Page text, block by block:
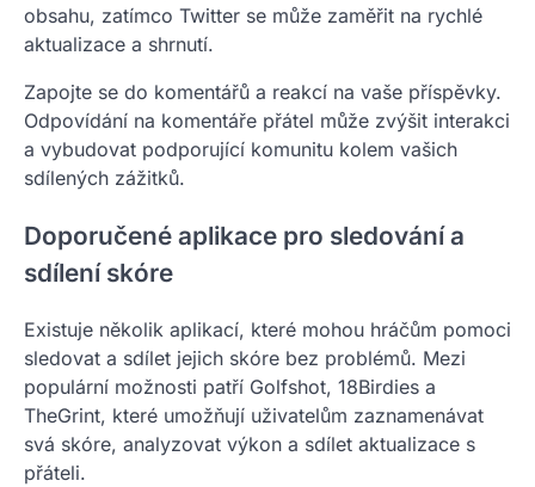
obsahu, zatímco Twitter se může zaměřit na rychlé
aktualizace a shrnutí.
Zapojte se do komentářů a reakcí na vaše příspěvky.
Odpovídání na komentáře přátel může zvýšit interakci
a vybudovat podporující komunitu kolem vašich
sdílených zážitků.
Doporučené aplikace pro sledování a
sdílení skóre
Existuje několik aplikací, které mohou hráčům pomoci
sledovat a sdílet jejich skóre bez problémů. Mezi
populární možnosti patří Golfshot, 18Birdies a
TheGrint, které umožňují uživatelům zaznamenávat
svá skóre, analyzovat výkon a sdílet aktualizace s
přáteli.